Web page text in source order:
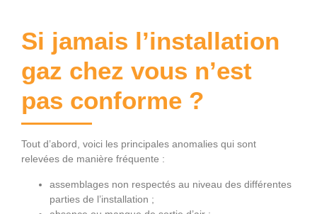
Si jamais l’installation
gaz chez vous n’est
pas conforme ?
Tout d’abord, voici les principales anomalies qui sont
relevées de manière fréquente :
assemblages non respectés au niveau des différentes
parties de l’installation ;